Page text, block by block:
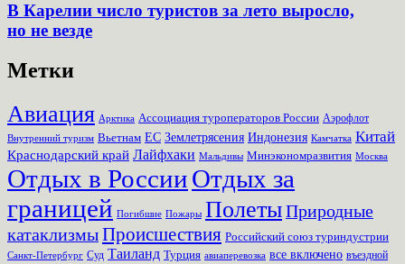
В Карелии число туристов за лето выросло,
но не везде
Метки
Авиация Арктика Ассоциация туроператоров России Аэрофлот
Внутренний туризм Вьетнам ЕС Землетрясения Индонезия Камчатка Китай
Краснодарский край Лайфхаки Мальдивы Минэкономразвития Москва
Отдых в РоссииОтдых за
границей Погибшие Пожары ПолетыПриродные
катаклизмыПроисшествия Российский союз туриндустрии
Санкт-Петербург Суд Таиланд Турция авиаперевозка все включено въездной